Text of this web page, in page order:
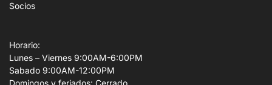
Socios
Horario:
Lunes – Viernes 9:00AM-6:00PM
Sabado 9:00AM-12:00PM